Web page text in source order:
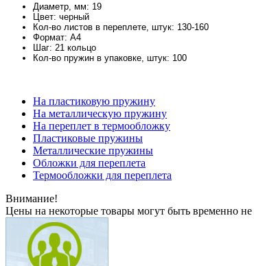
Диаметр, мм: 19
Цвет: черный
Кол-во листов в переплете, штук: 130-160
Формат: А4
Шаг: 21 кольцо
Кол-во пружин в упаковке, штук: 100
На пластиковую пружину
На металлическую пружину
На переплет в термообложку
Пластиковые пружины
Металлические пружины
Обложки для переплета
Термообложки для переплета
Внимание!
Цены на некоторые товары могут быть временно